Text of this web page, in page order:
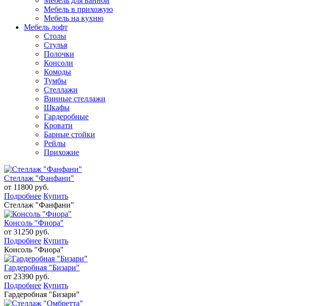
Мебель в прихожую
Мебель на кухню
Мебель лофт
Столы
Стулья
Полочки
Консоли
Комоды
Тумбы
Стеллажи
Винные стеллажи
Шкафы
Гардеробные
Кровати
Барные стойки
Рейлы
Прихожие
Стеллаж "Фанфани"
от 11800 руб.
Подробнее Купить
Стеллаж "Фанфани"
Консоль "Фиора"
от 31250 руб.
Подробнее Купить
Консоль "Фиора"
Гардеробная "Бизари"
от 23390 руб.
Подробнее Купить
Гардеробная "Бизари"